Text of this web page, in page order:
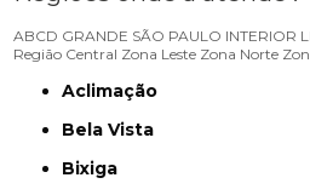
ABCD GRANDE SÃO PAULO INTERIOR
Região Central Zona Leste Zona Norte
Aclimação
Bela Vista
Bixiga